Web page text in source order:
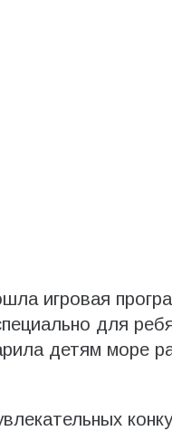
игровая
для
детям море